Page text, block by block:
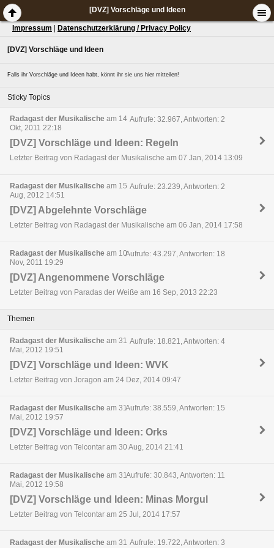
[DVZ] Vorschläge und Ideen
Impressum Datenschutzerklärung / Privacy Policy
[DVZ] Vorschläge und Ideen
Falls ihr Vorschläge und Ideen habt, könnt ihr sie uns hier mitteilen!
Sticky Topics
Radagast der Musikalische am 14
Okt, 2011 22:18
Aufrufe: 32.967, Antworten: 2
[DVZ] Vorschläge und Ideen: Regeln
Letzter Beitrag von Radagast der Musikalische am 07 Jan, 2014 13:09
Radagast der Musikalische am 15
Aug, 2012 14:51
Aufrufe: 23.239, Antworten: 2
[DVZ] Abgelehnte Vorschläge
Letzter Beitrag von Radagast der Musikalische am 06 Jan, 2014 17:58
Radagast der Musikalische am 10
Nov, 2011 19:29
Aufrufe: 43.297, Antworten: 18
[DVZ] Angenommene Vorschläge
Letzter Beitrag von Paradas der Weiße am 16 Sep, 2013 22:23
Themen
Radagast der Musikalische am 31
Mai, 2012 19:51
Aufrufe: 18.821, Antworten: 4
[DVZ] Vorschläge und Ideen: WVK
Letzter Beitrag von Joragon am 24 Dez, 2014 09:47
Radagast der Musikalische am 31
Mai, 2012 19:57
Aufrufe: 38.559, Antworten: 15
[DVZ] Vorschläge und Ideen: Orks
Letzter Beitrag von Telcontar am 30 Aug, 2014 21:41
Radagast der Musikalische am 31
Mai, 2012 19:58
Aufrufe: 30.843, Antworten: 11
[DVZ] Vorschläge und Ideen: Minas Morgul
Letzter Beitrag von Telcontar am 25 Jul, 2014 17:57
Radagast der Musikalische am 31 Aufrufe: 19.722, Antworten: 3